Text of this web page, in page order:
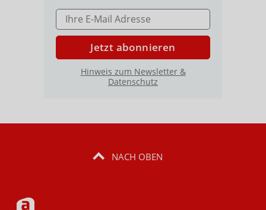
E-MAIL ADRESSE
Jetzt abonnieren
Hinweis zum Newsletter &
Datenschutz
NACH OBEN